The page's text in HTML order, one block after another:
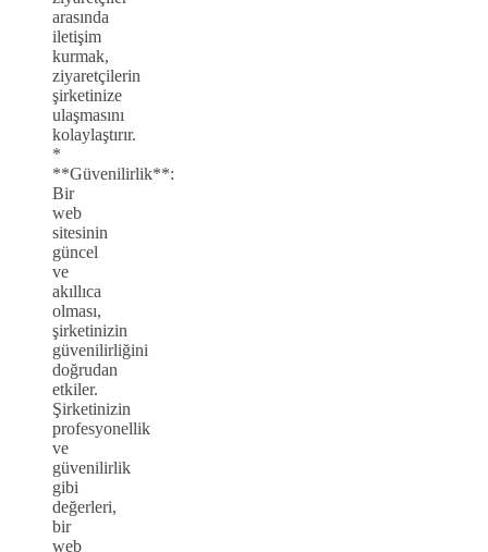
arasında
iletişim
kurmak,
ziyaretçilerin
şirketinize
ulaşmasını
kolaylaştırır.
*
**Güvenilirlik**:
Bir
web
sitesinin
güncel
ve
akıllıca
olması,
şirketinizin
güvenilirliğini
doğrudan
etkiler.
Şirketinizin
profesyonellik
ve
güvenilirlik
gibi
değerleri,
bir
web